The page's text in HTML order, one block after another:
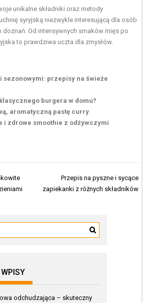
unikalne składniki oraz metody
syryjską niezwykle interesującą dla osób
doznań. Od intensywnych smaków mięs po
to prawdziwa uczta dla zmysłów.
sezonowymi: przepisy na świeże
burgera w domu?
aromatyczną pastę curry
i zdrowe smoothie z odżywczymi
Przepis na pyszne i sycące
zapiekanki z różnych składników
odchudzająca – skuteczny